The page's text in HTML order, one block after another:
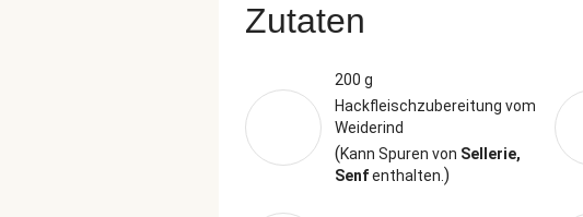
Zutaten
200 g
Hackfleischzubereitung vom
Weiderind
(Kann Spuren von Sellerie,
Senfenthalten. )